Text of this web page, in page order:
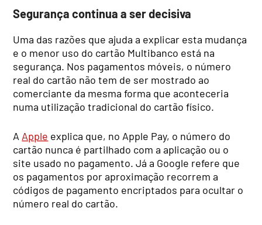
Segurança continua a ser decisiva
Uma das razões que ajuda a explicar esta mudança
e o menor uso do cartão Multibanco está na
segurança. Nos pagamentos móveis, o número
real do cartão não tem de ser mostrado ao
comerciante da mesma forma que aconteceria
numa utilização tradicional do cartão físico.
A Apple explica que, no Apple Pay, o número do
cartão nunca é partilhado com a aplicação ou o
site usado no pagamento. Já a Google refere que
os pagamentos por aproximação recorrem a
códigos de pagamento encriptados para ocultar o
número real do cartão.